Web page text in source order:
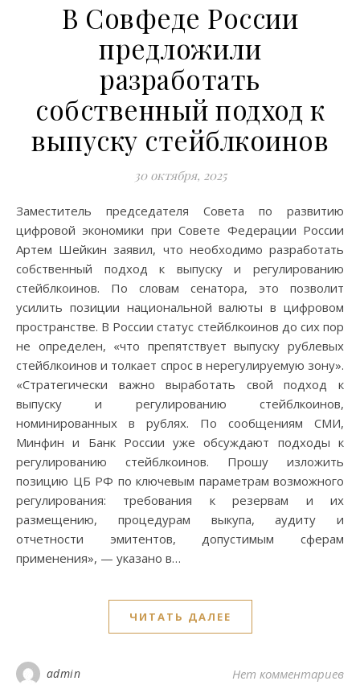
В Совфеде России
предложили
разработать
собственный подход к
выпуску стейблкоинов
30 октября, 2025
Заместитель председателя Совета по развитию
цифровой экономики при Совете Федерации России
Артем Шейкин заявил, что необходимо разработать
собственный подход к выпуску и регулированию
стейблкоинов. По словам сенатора, это позволит
усилить позиции национальной валюты в цифровом
пространстве. В России статус стейблкоинов до сих пор
не определен, «что препятствует выпуску рублевых
стейблкоинов и толкает спрос в нерегулируемую зону».
«Стратегически важно выработать свой подход к
выпуску и регулированию стейблкоинов,
номинированных в рублях. По сообщениям СМИ,
Минфин и Банк России уже обсуждают подходы к
регулированию стейблкоинов. Прошу изложить
позицию ЦБ РФ по ключевым параметрам возможного
регулирования: требования к резервам и их
размещению, процедурам выкупа, аудиту и
отчетности эмитентов, допустимым сферам
применения», — указано в…
ЧИТАТЬ ДАЛЕЕ
admin Нет комментариев